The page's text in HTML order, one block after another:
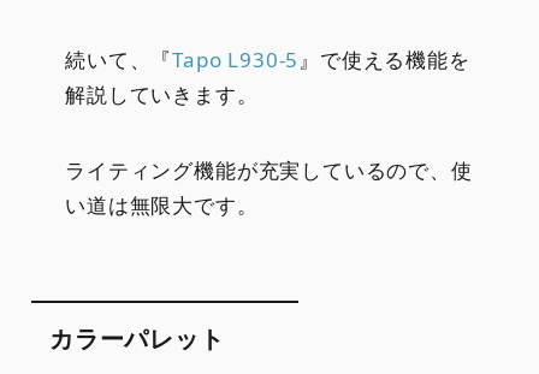
続いて、『Tapo L930-5』で使える機能を
解説していきます。
ライティング機能が充実しているので、使
い道は無限大です。
カラーパレット